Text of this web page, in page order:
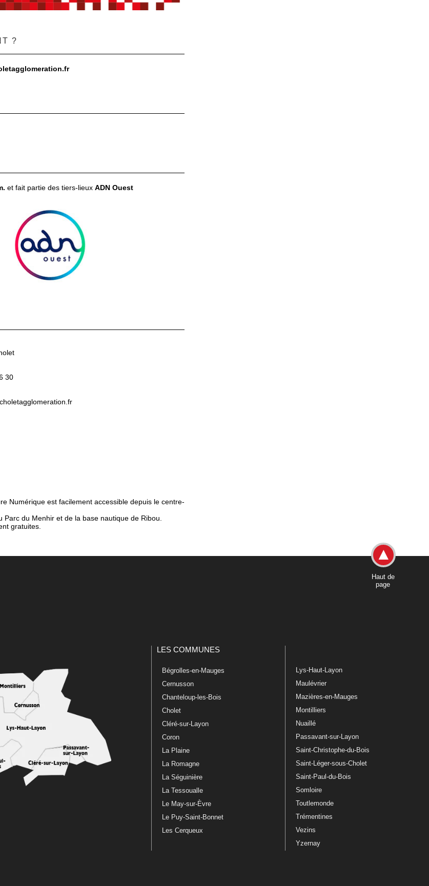
?
et fait partie des tiers-lieux ADN Ouest
30
Numérique est facilement accessible depuis le centre-
du Menhir et de la base nautique de Ribou.
gratuites.
Haut de
page
LES COMMUNES
Bégrolles-en-Mauges
Cernusson
Chanteloup-les-Bois
Cholet
Cléré-sur-Layon
Coron
La Plaine
La Romagne
La Séguinière
La Tessoualle
Le May-sur-Èvre
Le Puy-Saint-Bonnet
Les Cerqueux
Lys-Haut-Layon
Maulévrier
Mazières-en-Mauges
Montilliers
Nuaillé
Passavant-sur-Layon
Saint-Christophe-du-Bois
Saint-Léger-sous-Cholet
Saint-Paul-du-Bois
Somloire
Toutlemonde
Trémentines
Vezins
Yzernay